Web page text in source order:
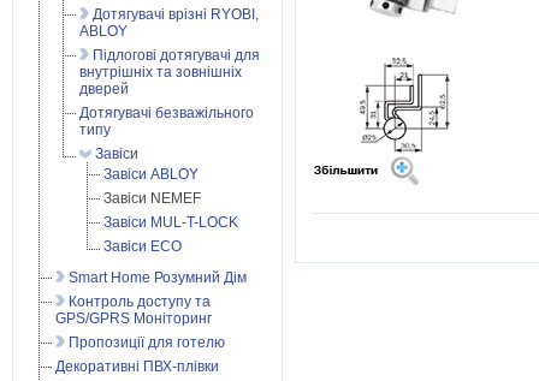
Дотягувачі врізні RYOBI,
ABLOY
Підлогові дотягувачі для
внутрішніх та зовнішніх
дверей
Дотягувачі безважільного
типу
Завіси
Завіси ABLOY
Завіси NEMEF
Завіси MUL-T-LOCK
Завіси ECO
Smart Home Розумний Дім
Контроль доступу та
GPS/GPRS Моніторинг
Пропозиції для готелю
Декоративні ПВХ-плівки